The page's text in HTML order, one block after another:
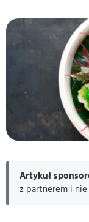
Artykuł
z partnerem i nie